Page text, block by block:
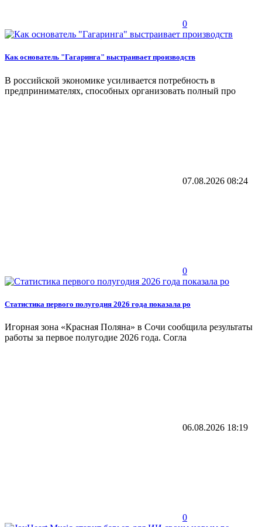
0
Как основатель "Гагаринга" выстраивает производств
В российской экономике усиливается потребность в
предпринимателях, способных организовать полный про
07.08.2026 08:24
0
Статистика первого полугодия 2026 года показала ро
Игорная зона «Красная Поляна» в Сочи сообщила результаты
работы за первое полугодие 2026 года. Согла
06.08.2026 18:19
0